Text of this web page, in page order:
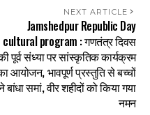
NEXT ARTICLE
Jamshedpur Republic Day
cultural program : गणतंत्र दिवस
पूर्व संध्या पर सांस्कृतिक कार्यक्रम
आयोजन, भावपूर्ण प्रस्तुति से बच्चों
बांधा समां, वीर शहीदों को किया गया
नमन